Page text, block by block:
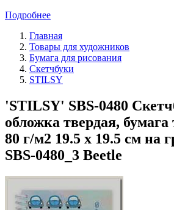
Подробнее
Главная
Товары для художников
Бумага для рисования
Скетчбуки
STILSY
'STILSY' SBS-0480
обложка твердая,
80 г/м2 19.5 х 19.5 см на
SBS-0480_3 Beetle